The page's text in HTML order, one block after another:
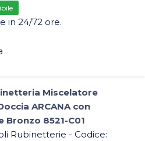
in 24/72 ore.
Miscelatore
ARCANA con
Bronzo 8521-C01
Rubinetterie - Codice: